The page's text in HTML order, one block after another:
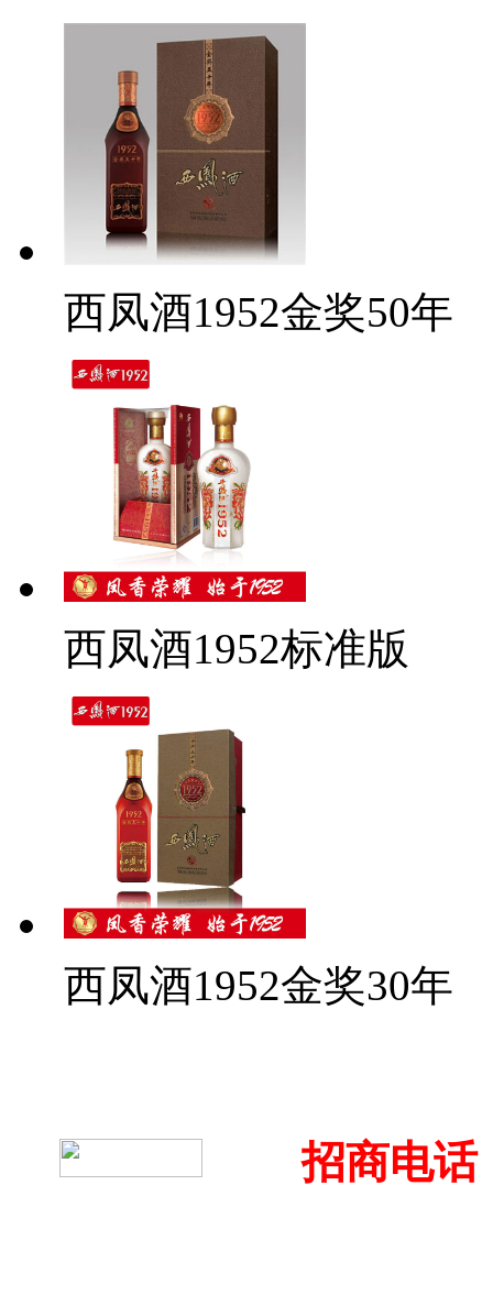
西凤酒1952金奖50年
西凤酒1952标准版
西凤酒1952金奖30年
招商电话